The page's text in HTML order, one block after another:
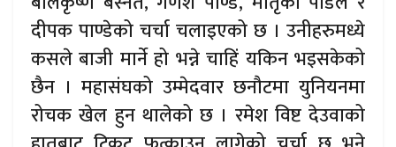
दीपक पाण्डेको चर्चा चलाइएको छ । उनीहरुमध्ये
कसले बाजी मार्ने हो भन्ने चाहिं यकिन भइसकेको
छैन । महासंघको उम्मेदवार छनौटमा युनियनमा
रोचक खेल हुन थालेको छ । रमेश विष्ट देउवाको